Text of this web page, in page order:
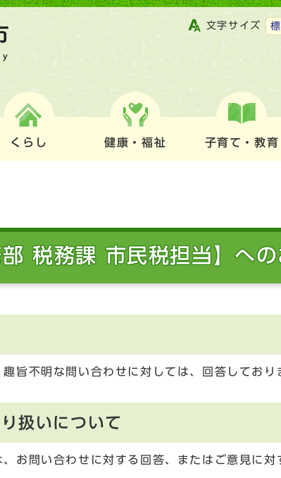
文字サイズ
くらし 健康・福祉 子育て・教育
部 税務課 市民税担当】へ
旨不明な問い合わせに対しては、回答しており
扱いについて
、お問い合わせに対する回答、またはご意見に